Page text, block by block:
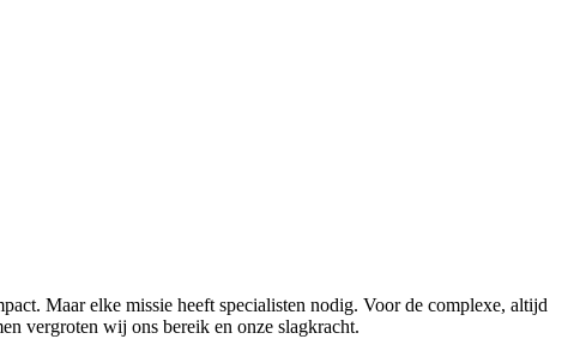
Maar elke missie heeft specialisten nodig. Voor de complexe, altijd
vergroten wij ons bereik en onze slagkracht.